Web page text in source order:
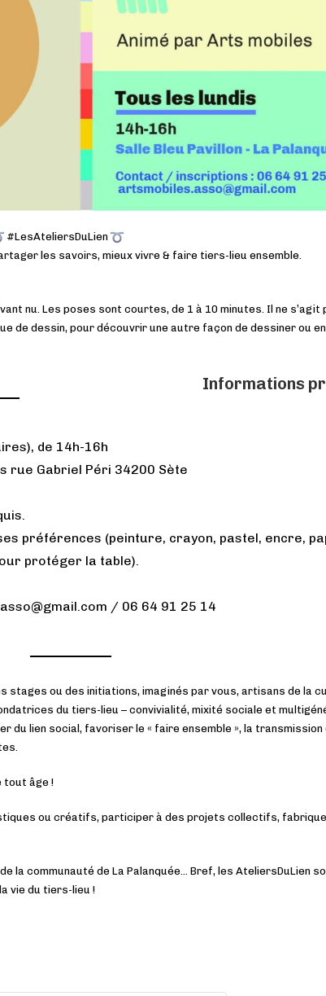
#LesAteliersDuLien
les savoirs, mieux vivre & faire tiers-lieu ensemble.
nu. Les poses sont courtes, de 1 à 10 minutes. Il ne s’agit
de dessin, pour découvrir une autre façon de dessiner ou
Informations
de 14h-16h
rue Gabriel Péri 34200 Sète
préférences (peinture, crayon, pastel, encre,
protéger la table).
/ 06 64 91 25 14
ou des initiations, imaginés par vous, artisans de la
du tiers-lieu – convivialité, mixité sociale et
du lien social, favoriser le « faire ensemble », la transmission
tout âge !
ou créatifs, participer à des projets collectifs,
la communauté de La Palanquée… Bref, les AteliersDuLien
vie du tiers-lieu !